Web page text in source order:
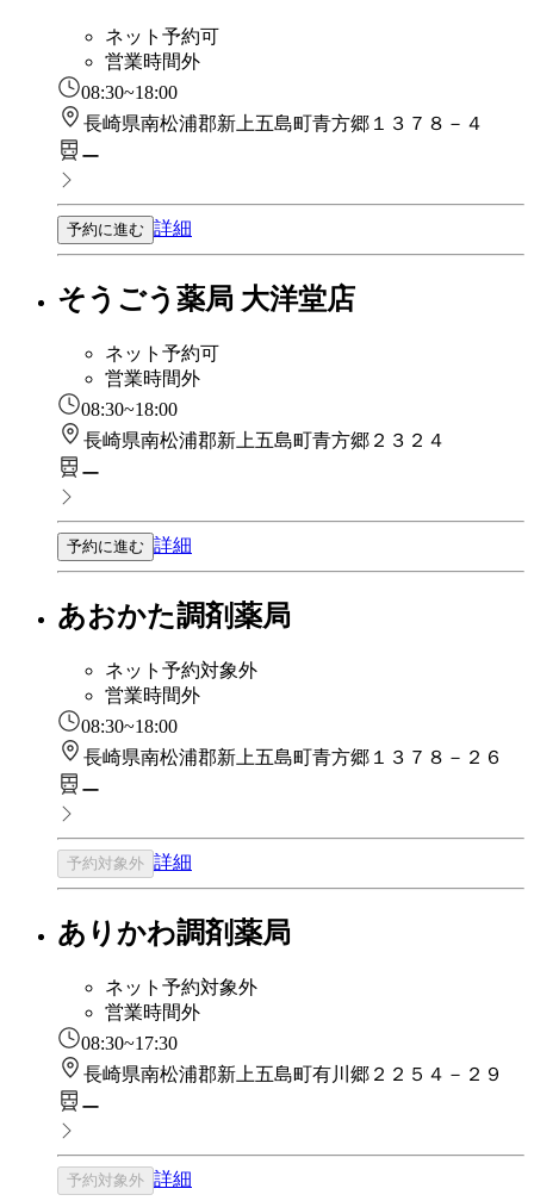
ネット予約可
営業時間外
08:30~18:00
長崎県南松浦郡新上五島町青方郷１３７８－４
ー
予約に進む 詳細
そうごう薬局 大洋堂店
ネット予約可
営業時間外
08:30~18:00
長崎県南松浦郡新上五島町青方郷２３２４
ー
予約に進む 詳細
あおかた調剤薬局
ネット予約対象外
営業時間外
08:30~18:00
長崎県南松浦郡新上五島町青方郷１３７８－２６
ー
予約対象外 詳細
ありかわ調剤薬局
ネット予約対象外
営業時間外
08:30~17:30
長崎県南松浦郡新上五島町有川郷２２５４－２９
ー
予約対象外 詳細